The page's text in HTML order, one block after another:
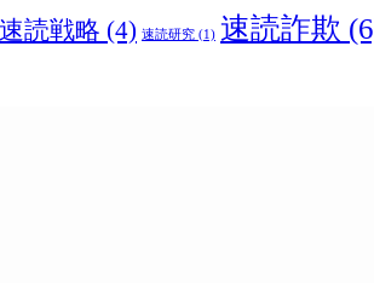
速読戦略 (4) 速読研究 (1) 速読詐欺